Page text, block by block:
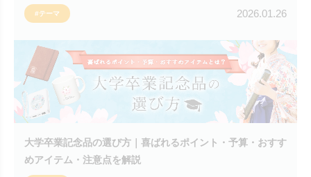
#テーマ 2026.01.26
大学卒業記念品の選び方｜喜ばれるポイント・予算・おすす
めアイテム・注意点を解説